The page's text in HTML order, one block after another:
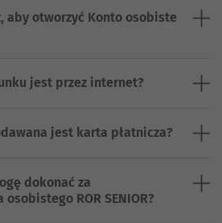
aby otworzyć Konto osobiste
jest przez internet?
jest karta płatnicza?
dokonać za
ROR SENIOR?